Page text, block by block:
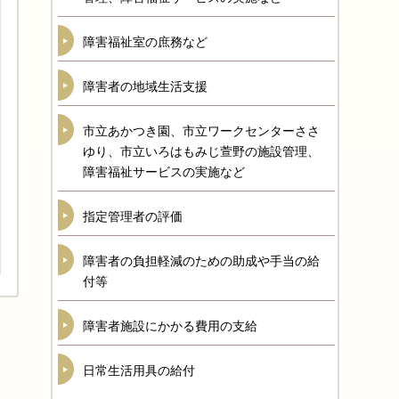
障害福祉室の庶務など
障害者の地域生活支援
市立あかつき園、市立ワークセンターささ
ゆり、市立いろはもみじ萱野の施設管理、
障害福祉サービスの実施など
指定管理者の評価
障害者の負担軽減のための助成や手当の給
付等
障害者施設にかかる費用の支給
日常生活用具の給付